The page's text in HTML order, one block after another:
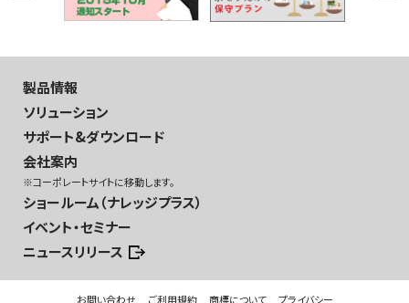
製品情報
ソリューション
サポート&ダウンロード
会社案内
※コーポレートサイトに移動します。
ショールーム（ナレッジプラス）
イベント・セミナー
ニュースリリース
お問い合わせ ご利用規約 商標について プライバシー